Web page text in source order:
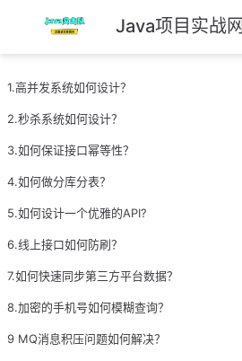
跳至主要內容 Java项目实战
1.高并发系统如何设计？
2.秒杀系统如何设计？
3.如何保证接口幂等性？
4.如何做分库分表？
5.如何设计一个优雅的API?
6.线上接口如何防刷？
7.如何快速同步第三方平台数据？
8.加密的手机号如何模糊查询？
9 MQ消息积压问题如何解决？